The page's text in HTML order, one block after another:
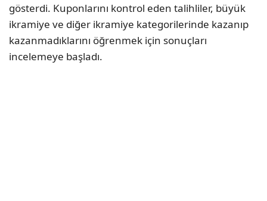
gösterdi. Kuponlarını kontrol eden talihliler, büyük
ikramiye ve diğer ikramiye kategorilerinde kazanıp
kazanmadıklarını öğrenmek için sonuçları
incelemeye başladı.